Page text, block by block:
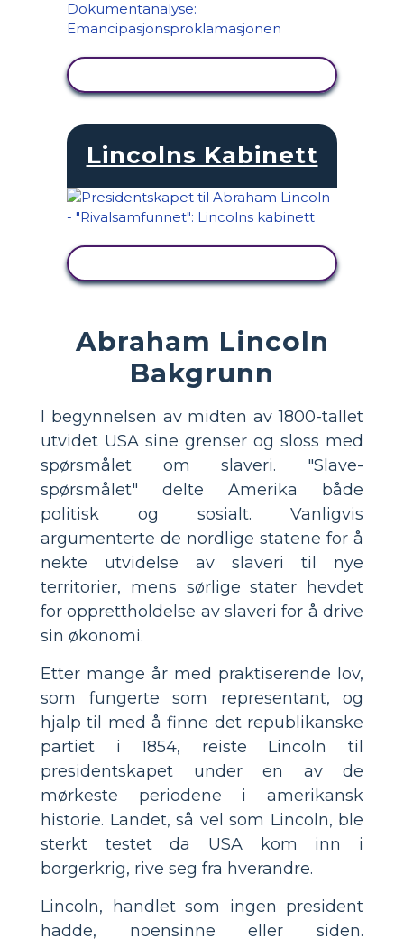
Lincolns Kabinett
Abraham Lincoln
Bakgrunn
I begynnelsen av midten av 1800-tallet
utvidet USA sine grenser og sloss med
spørsmålet om slaveri. "Slave-
spørsmålet" delte Amerika både
politisk og sosialt. Vanligvis
argumenterte de nordlige statene for å
nekte utvidelse av slaveri til nye
territorier, mens sørlige stater hevdet
for opprettholdelse av slaveri for å drive
sin økonomi.
Etter mange år med praktiserende lov,
som fungerte som representant, og
hjalp til med å finne det republikanske
partiet i 1854, reiste Lincoln til
presidentskapet under en av de
mørkeste periodene i amerikansk
historie. Landet, så vel som Lincoln, ble
sterkt testet da USA kom inn i
borgerkrig, rive seg fra hverandre.
Lincoln, handlet som ingen president
hadde, noensinne eller siden.